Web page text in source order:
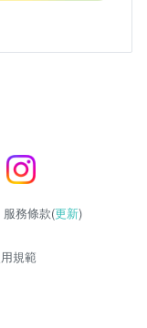
務條款(更新)
規範